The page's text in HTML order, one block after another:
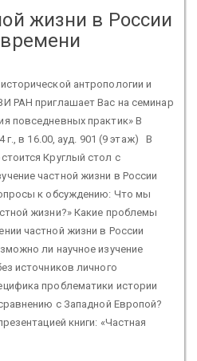
жизни в России
антропологии и
РАН приглашает Вас на семинар
повседневных практик» В
г., в 16.00, ауд. 901 (9 этаж) В
Круглый стол с
частной жизни в России
к обсуждению: Что мы
жизни?» Какие проблемы
частной жизни в России
ли научное изучение
источников личного
проблематики истории
с Западной Европой?
книги: «Частная